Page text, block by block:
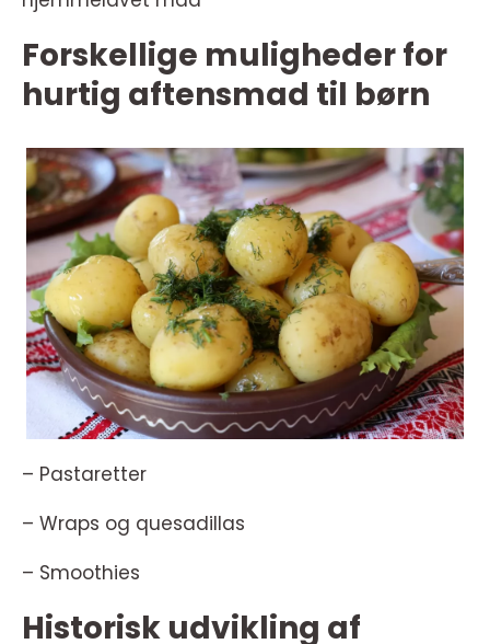
Forskellige muligheder for
hurtig aftensmad til børn
– Pastaretter
– Wraps og quesadillas
– Smoothies
Historisk udvikling af